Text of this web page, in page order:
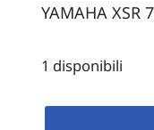
YAMAHA XSR
1 disponibili